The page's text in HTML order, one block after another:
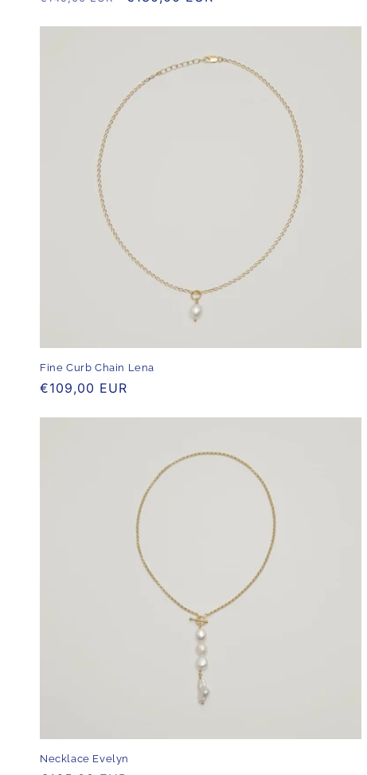
Fine Curb Chain Lena
Normaler
€109,00 EUR
Necklace Evelyn